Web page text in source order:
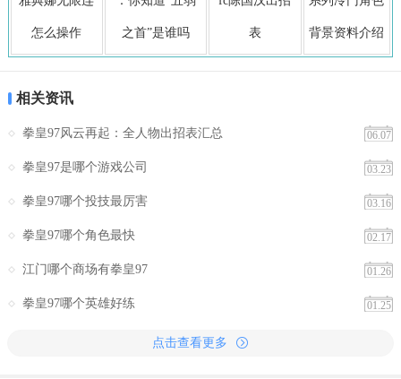
怎么操作 之首”是谁吗 表 背景资料介绍
相关资讯
06.07
拳皇97风云再起：全人物出招表汇总
03.23
拳皇97是哪个游戏公司
03.16
拳皇97哪个投技最厉害
02.17
拳皇97哪个角色最快
01.26
江门哪个商场有拳皇97
01.25
拳皇97哪个英雄好练
点击查看更多